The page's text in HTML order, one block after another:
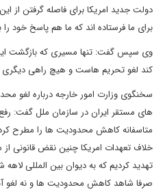
دولت جدید امریکا برای فاصله گرفتن از
برای ما فرستاده اند که ما هم پاسخ خود را
وی سپس گفت: تنها مسیری که بازگشت
کند لغو تحریم هاست و هیچ راهی دیگری
سخنگوی وزارت امور خارجه درباره لغو
های مستقر ایران در سازمان ملل گفت:
متاسفانه کاهش محدودیت ها را مطرح
خلاف تعهدات امریکا چنین نقض قانونی
تهدید کردیم که به دیوان بین المللی
صرفا شاهد کاهش محدودیت ها و نه لغو